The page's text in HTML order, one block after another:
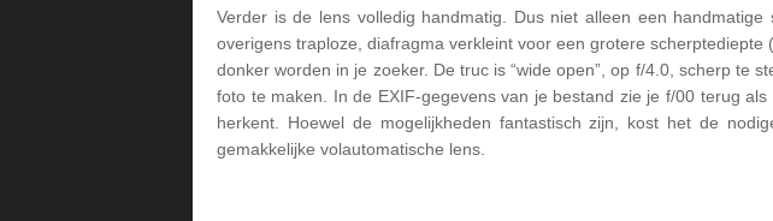
Verder is de lens volledig handmatig. Dus niet alleen een
overigens traploze, diafragma verkleint voor een grotere
donker worden in je zoeker. De truc is “wide open”, op f/4.0, scherp te
foto te maken. In de EXIF-gegevens van je bestand zie je f/00 terug
herkent. Hoewel de mogelijkheden fantastisch zijn, kost het de
gemakkelijke volautomatische lens.